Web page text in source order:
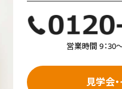
営業時間 9：30
見学会